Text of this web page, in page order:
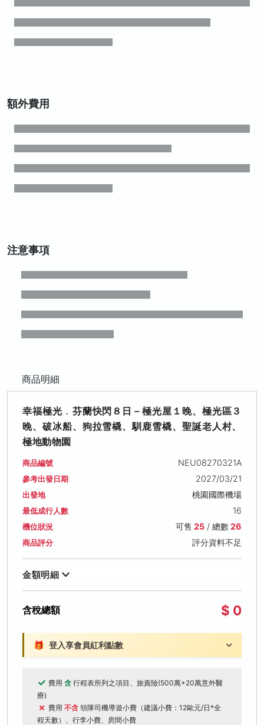
額外費用
注意事項
商品明細
幸福極光﹒芬蘭快閃８日－極光屋１晚、極光區３
晚、破冰船、狗拉雪橇、馴鹿雪橇、聖誕老人村、
極地動物園
商品編號 NEU08270321A
參考出發日期 2027/03/21
出發地 桃園國際機場
最低成行人數 16
機位狀況 可售 25/ 總數26
商品評分 評分資料不足
金額明細
含稅總額 $ 0
🎁 登入享會員紅利點數
費用 含 行程表所列之項目、旅責險(500萬+20萬意外醫
療)
費用 不含 領隊司機導遊小費（建議小費：12歐元/日*全
程天數）、行李小費、房間小費